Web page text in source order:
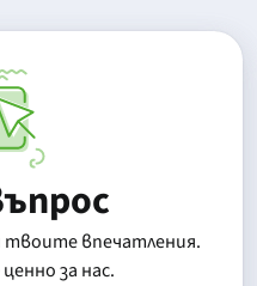
твоите впечатления.
за нас.